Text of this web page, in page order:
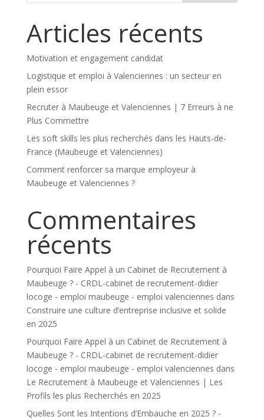
Articles récents
Motivation et engagement candidat
Logistique et emploi à Valenciennes : un secteur en
plein essor
Recruter à Maubeuge et Valenciennes | 7 Erreurs à ne
Plus Commettre
Les soft skills les plus recherchés dans les Hauts-de-
France (Maubeuge et Valenciennes)
Comment renforcer sa marque employeur à
Maubeuge et Valenciennes ?
Commentaires
récents
Pourquoi Faire Appel à un Cabinet de Recrutement à
Maubeuge ? - CRDL-cabinet de recrutement-didier
locoge - emploi maubeuge - emploi valenciennes dans
Construire une culture d’entreprise inclusive et solide
en 2025
Pourquoi Faire Appel à un Cabinet de Recrutement à
Maubeuge ? - CRDL-cabinet de recrutement-didier
locoge - emploi maubeuge - emploi valenciennes dans
Le Recrutement à Maubeuge et Valenciennes | Les
Profils les plus Recherchés en 2025
Quelles Sont les Intentions d’Embauche en 2025 ? -